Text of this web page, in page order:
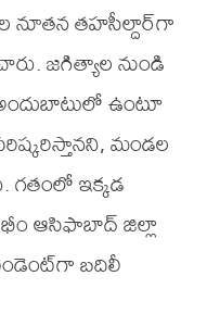
తహసీల్దార్‌గా
జగిత్యాల నుండి
ఉంటూ
మండల
గతంలో ఇక్కడ
భీం ఆసిఫాబాద్ జిల్లా
బదిలీ